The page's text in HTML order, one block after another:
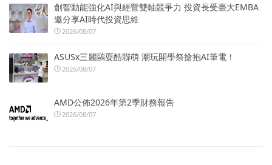
創智動能強化AI與經營雙軸競爭力 投資長受臺大EMBA
邀分享AI時代投資思維
2026/08/07
ASUSx三麗鷗耍酷聯萌 潮玩開學祭搶抱AI筆電！
2026/08/07
AMD公佈2026年第2季財務報告
2026/08/07